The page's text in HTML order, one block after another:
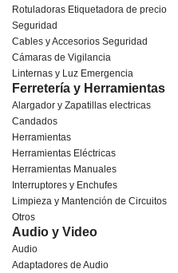
Rotuladoras Etiquetadora de precio
Seguridad
Cables y Accesorios Seguridad
Cámaras de Vigilancia
Linternas y Luz Emergencia
Ferretería y Herramientas
Alargador y Zapatillas electricas
Candados
Herramientas
Herramientas Eléctricas
Herramientas Manuales
Interruptores y Enchufes
Limpieza y Mantención de Circuitos
Otros
Audio y Video
Audio
Adaptadores de Audio